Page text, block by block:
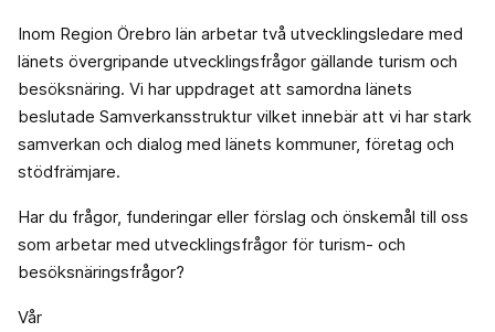
Inom Region Örebro län arbetar två utvecklingsledare med
länets övergripande utvecklingsfrågor gällande turism och
besöksnäring. Vi har uppdraget att samordna länets
beslutade Samverkansstruktur vilket innebär att vi har stark
samverkan och dialog med länets kommuner, företag och
stödfrämjare.
Har du frågor, funderingar eller förslag och önskemål till oss
som arbetar med utvecklingsfrågor för turism- och
besöksnäringsfrågor?
Vår